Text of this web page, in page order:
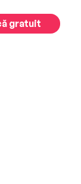
gratuit